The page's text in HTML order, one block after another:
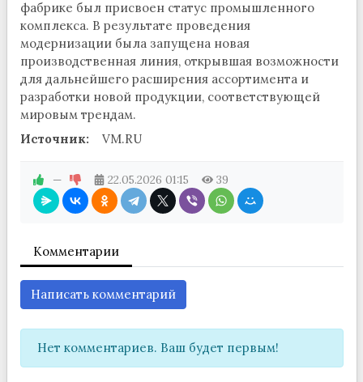
фабрике был присвоен статус промышленного
комплекса. В результате проведения
модернизации была запущена новая
производственная линия, открывшая возможности
для дальнейшего расширения ассортимента и
разработки новой продукции, соответствующей
мировым трендам.
Источник:
VM.RU
— 22.05.2026 01:15 39
Комментарии
Написать комментарий
Нет комментариев. Ваш будет первым!